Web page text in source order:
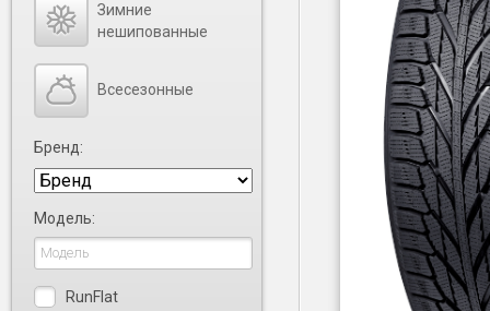
Зимние
нешипованные
Всесезонные
Бренд:
Модель:
RunFlat